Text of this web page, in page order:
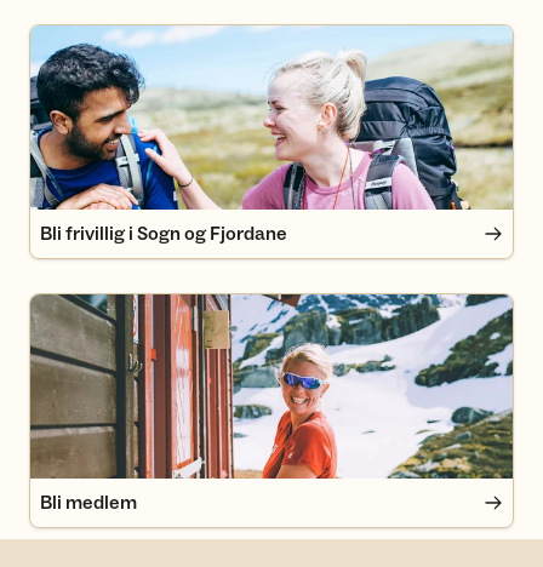
Bli frivillig i Sogn og Fjordane
Bli frivillig i Sogn og Fjordane
Bli medlem
Bli medlem